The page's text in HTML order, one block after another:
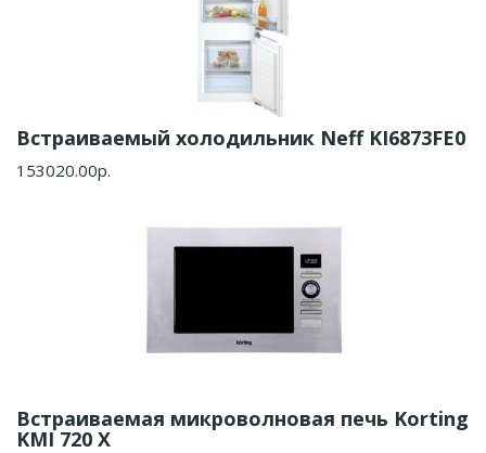
Встраиваемый холодильник Neff KI6873FE0
153020.00р.
Встраиваемая микроволновая печь Korting
KMI 720 X